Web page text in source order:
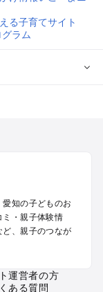
ルお出かけ
かけ
知の子どものお
・親子体験情
、親子のつなが
運営者の方
ある質問